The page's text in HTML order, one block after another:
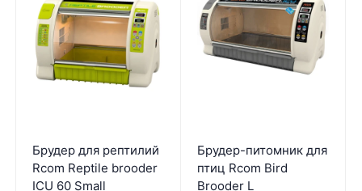
Брудер для рептилий
Rcom Reptile brooder
ICU 60 Small
Брудер-питомник для
птиц Rcom Bird
Brooder L